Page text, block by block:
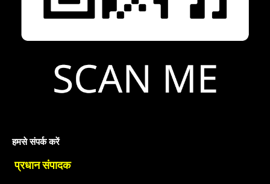
हमसे संपर्क करें
प्रधान संपादक